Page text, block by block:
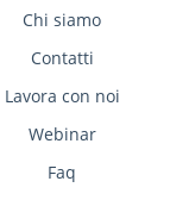
Chi siamo
Contatti
Lavora con noi
Webinar
Faq